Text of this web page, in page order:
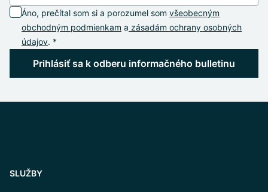
Áno, prečítal som si a porozumel som všeobecným
obchodným podmienkam a zásadám ochrany osobných
údajov. *
Prihlásiť sa k odberu informačného bulletinu
SLUŽBY